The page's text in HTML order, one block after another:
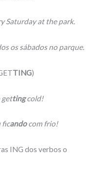
Saturday at the park.
os sábados no parque.
TING)
gettingcold!
ficandocom frio!
ING dos verbos o